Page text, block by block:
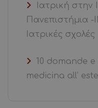
Ιατρική στην
Πανεπιστήμια
Ιατρικές σχολές
10 domande
medicina all’